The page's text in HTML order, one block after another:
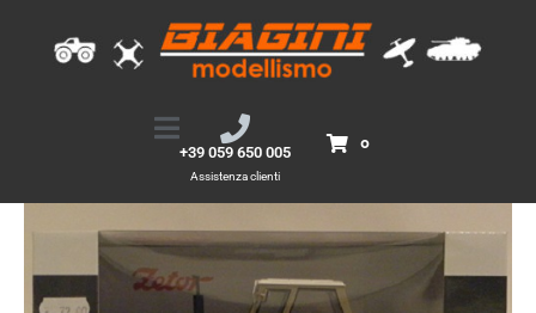
+39 059 650 005
Assistenza clienti
0
Home Prodotti CRYSTAL 8045